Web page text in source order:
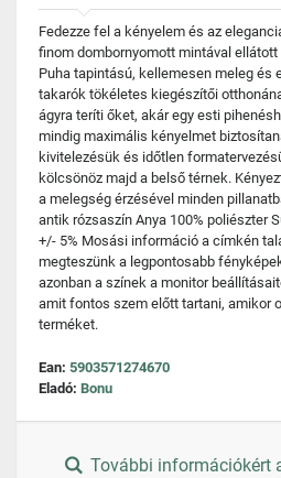
Fedezze fel a kényelem és az
finom dombornyomott mintával
Puha tapintású, kellemesen meleg és
takarók tökéletes kiegészítői
ágyra teríti őket, akár egy esti
mindig maximális kényelmet
kivitelezésük és időtlen
kölcsönöz majd a belső térnek.
a melegség érzésével minden
antik rózsaszín Anya 100% poliészter
+/- 5% Mosási információ a címkén
megteszünk a legpontosabb
azonban a színek a monitor
amit fontos szem előtt tartani, amikor
terméket.
Ean: 5903571274670
Eladó: Bonu
További információkért